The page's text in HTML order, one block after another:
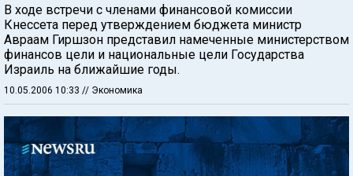
В ходе встречи с членами финансовой комиссии
Кнессета перед утверждением бюджета министр
Авраам Гиршзон представил намеченные министерством
финансов цели и национальные цели Государства
Израиль на ближайшие годы.
10.05.2006 10:33 // Экономика